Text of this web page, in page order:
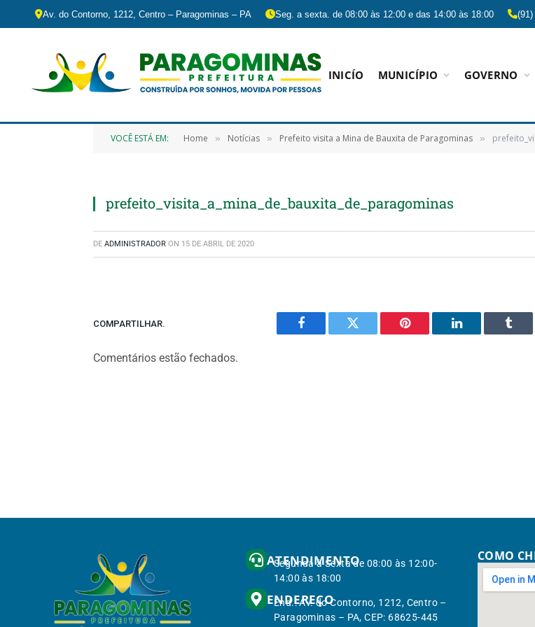
Av. do Contorno, 1212, Centro – Paragominas – PA Seg. a sexta. de 08:00 às 12:00 e das 14:00 às 18:00 (91)
INICÍO MUNICÍPIO GOVERNO
VOCÊ ESTÁ EM: Home » Notícias » Prefeito visita a Mina de Bauxita de Paragominas »
prefeito_visita_a_mina_de_bauxita_de_paragominas
DE ADMINISTRADOR ON 15 DE ABRIL DE 2020
COMPARTILHAR.
Facebook Twitter Pinterest LinkedIn
Comentários estão fechados.
ATENDIMENTO
Segunda à Sexta de 08:00 às 12:00-
14:00 às 18:00
ENDEREÇO
End.: Av. do Contorno, 1212, Centro –
Paragominas – PA, CEP: 68625-445
COMO